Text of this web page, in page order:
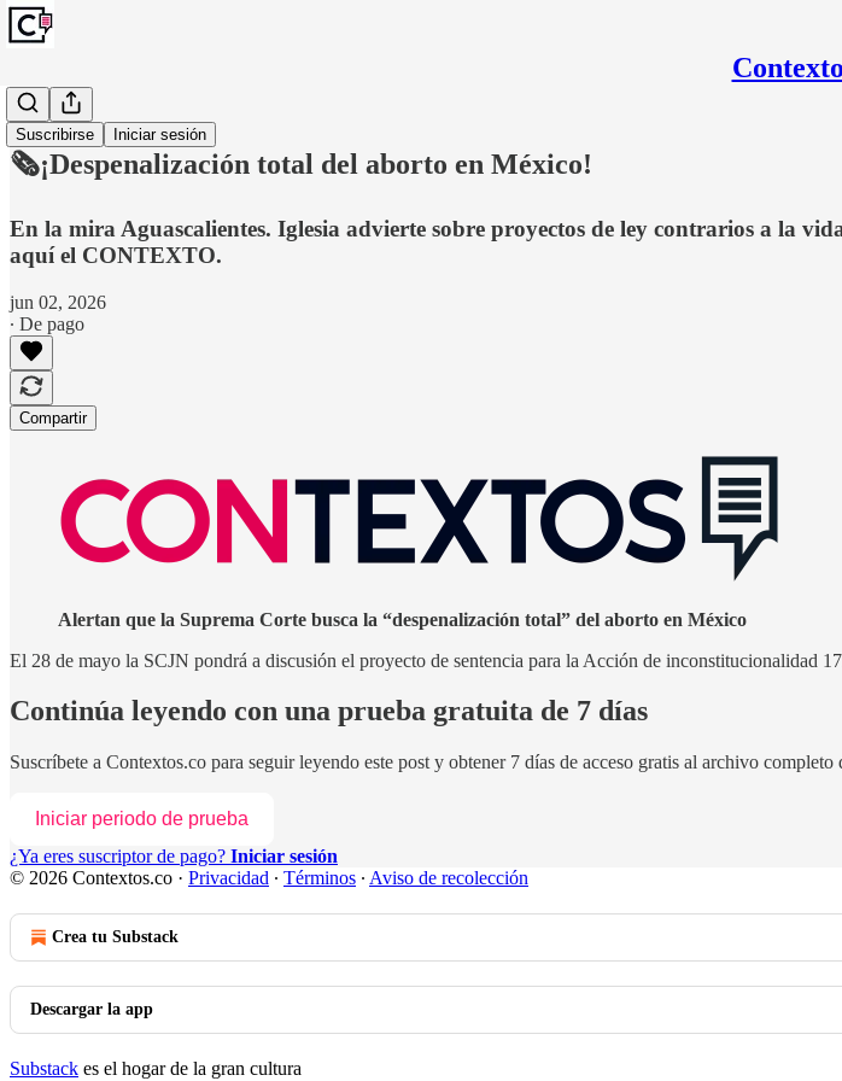
Suscribirse Iniciar sesión
Monitoreo
🗞️¡Despenalización total del aborto en México!
En la mira Aguascalientes. Iglesia advierte sobre proyectos de ley contrarios a la
aquí el CONTEXTO.
jun 02, 2026
∙ De pago
Compartir
Alertan que la Suprema Corte busca la “despenalización total” del aborto en México
El 28 de mayo la SCJN pondrá a discusión el proyecto de sentencia para la Acción de inconstitucionalidad
Continúa leyendo con una prueba gratuita de 7 días
Suscríbete a Contextos.co para seguir leyendo este post y obtener 7 días de acceso gratis al archivo completo
Iniciar periodo de prueba
¿Ya eres suscriptor de pago? Iniciar sesión
© 2026 Contextos.co · Privacidad ∙ Términos ∙ Aviso de recolección
Crea tu Substack
Descargar la app
Substack es el hogar de la gran cultura